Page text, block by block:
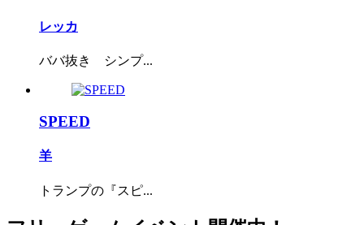
レッカ
ババ抜き シンプ...
SPEED
羊
トランプの『スピ...